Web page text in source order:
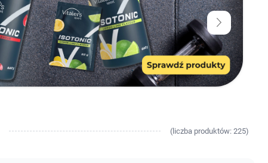
( liczba produktów: 225)